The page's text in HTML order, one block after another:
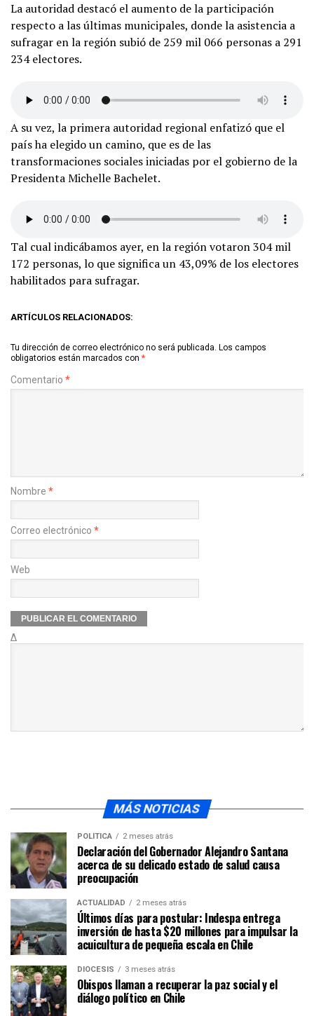
La autoridad destacó el aumento de la participación
respecto a las últimas municipales, donde la asistencia a
sufragar en la región subió de 259 mil 066 personas a 291
234 electores.
A su vez, la primera autoridad regional enfatizó que el
país ha elegido un camino, que es de las
transformaciones sociales iniciadas por el gobierno de la
Presidenta Michelle Bachelet.
Tal cual indicábamos ayer, en la región votaron 304 mil
172 personas, lo que significa un 43,09% de los electores
habilitados para sufragar.
ARTÍCULOS RELACIONADOS:
Tu dirección de correo electrónico no será publicada. Los campos
obligatorios están marcados con *
Comentario *
Nombre *
Correo electrónico *
Web
Δ
MÁS NOTICIAS
POLÍTICA 2 meses atrás
Declaración del Gobernador Alejandro Santana
acerca de su delicado estado de salud causa
preocupación
ACTUALIDAD 2 meses atrás
Últimos días para postular: Indespa entrega
inversión de hasta $20 millones para impulsar la
acuicultura de pequeña escala en Chile
DIÓCESIS 3 meses atrás
Obispos llaman a recuperar la paz social y el
diálogo político en Chile